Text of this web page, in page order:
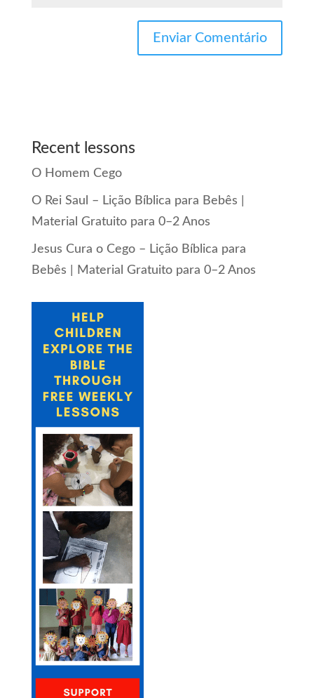
Recent lessons
O Homem Cego
O Rei Saul – Lição Bíblica para Bebês |
Material Gratuito para 0–2 Anos
Jesus Cura o Cego – Lição Bíblica para
Bebês | Material Gratuito para 0–2 Anos